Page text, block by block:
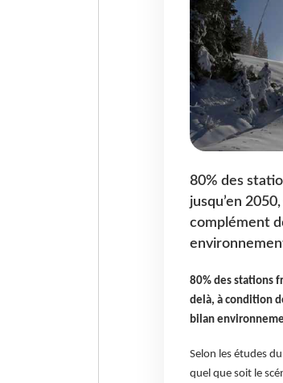
80% des
jusqu’en
complément
80% des stations
delà, à condition
bilan
Selon les études
quel que soit le